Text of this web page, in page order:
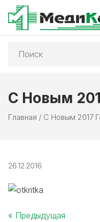
С Новым
Главная / С Новым 2017
26.12.2016
« Предыдущая